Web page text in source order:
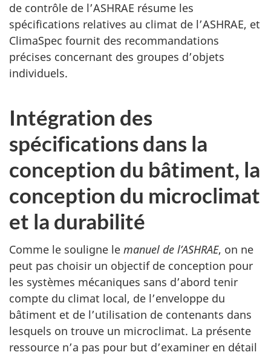
de contrôle de l’ASHRAE résume les
spécifications relatives au climat de l’ASHRAE, et
ClimaSpec fournit des recommandations
précises concernant des groupes d’objets
individuels.
Intégration des
spécifications dans la
conception du bâtiment, la
conception du microclimat
et la durabilité
Comme le souligne le manuel de l’ASHRAE, on ne
peut pas choisir un objectif de conception pour
les systèmes mécaniques sans d’abord tenir
compte du climat local, de l’enveloppe du
bâtiment et de l’utilisation de contenants dans
lesquels on trouve un microclimat. La présente
ressource n’a pas pour but d’examiner en détail